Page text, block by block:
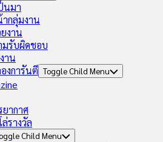
นมา
กลุ่มงาน
งาน
มรับผิดชอบ
าน
งการันตี Toggle Child Menu
ากาศ
รางวัล
Child Menu